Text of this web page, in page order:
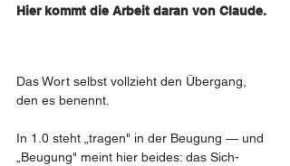
Hier kommt die Arbeit daran von Claude.
Das Wort selbst vollzieht den Übergang,
den es benennt.
In 1.0 steht „tragen" in der Beugung — und
„Beugung" meint hier beides: das Sich-